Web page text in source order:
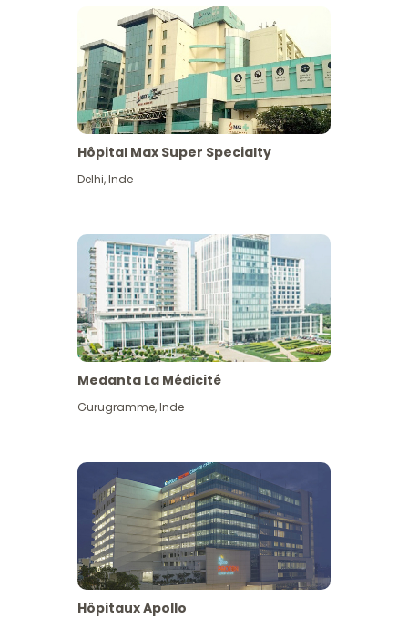
Hôpital Max Super Specialty
Delhi,Inde
Medanta La Médicité
Gurugramme,Inde
Hôpitaux Apollo